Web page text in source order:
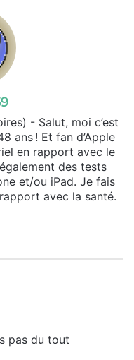
- Salut, moi c’est
ans ! Et fan d’Apple
en rapport avec le
des tests
et/ou iPad. Je fais
avec la santé.
pas du tout